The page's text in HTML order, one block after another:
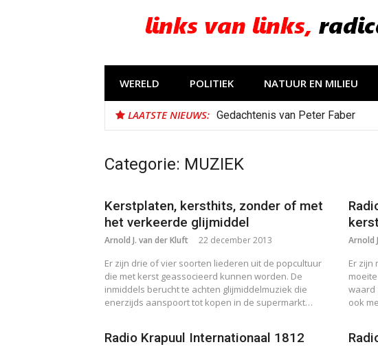
WERELD POLITIEK NATUUR EN MILIEU
LAATSTE NIEUWS: Gedachtenis van Peter Faber
Categorie: MUZIEK
Kerstplaten, kersthits, zonder of met
het verkeerde glijmiddel
Arnold J. van der Kluft 22 december 2013
Er zijn drie of vier soorten liederen uit de popcultuur
die met kerst geassocieerd kunnen worden. De
inmiddels berucht te achten glijmiddelmuziek die
enerzijds aanspoort tot kopen in de supermarkt…
Arnold
Er zijn
waard
ook
Radio Krapuul Internationaal 1812